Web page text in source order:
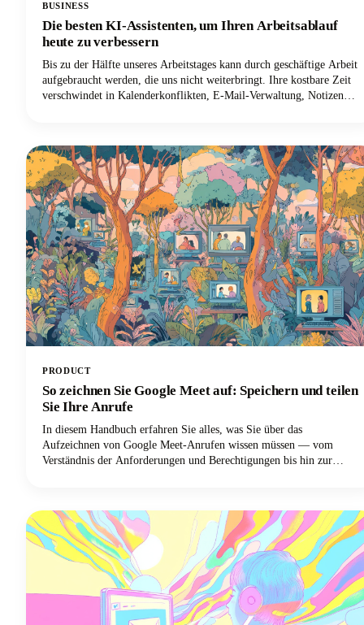
BUSINESS
Die besten KI-Assistenten, um Ihren Arbeitsablauf
heute zu verbessern
Bis zu der Hälfte unseres Arbeitstages kann durch geschäftige Arbeit
aufgebraucht werden, die uns nicht weiterbringt. Ihre kostbare Zeit
verschwindet in Kalenderkonflikten, E-Mail-Verwaltung, Notizen
entwickelt, die die verlorenen Stunden zurückgewinnen können!
PRODUCT
So zeichnen Sie Google Meet auf: Speichern und teilen
Sie Ihre Anrufe
In diesem Handbuch erfahren Sie alles, was Sie über das
Aufzeichnen von Google Meet-Anrufen wissen müssen — vom
Verständnis der Anforderungen und Berechtigungen bis hin zur